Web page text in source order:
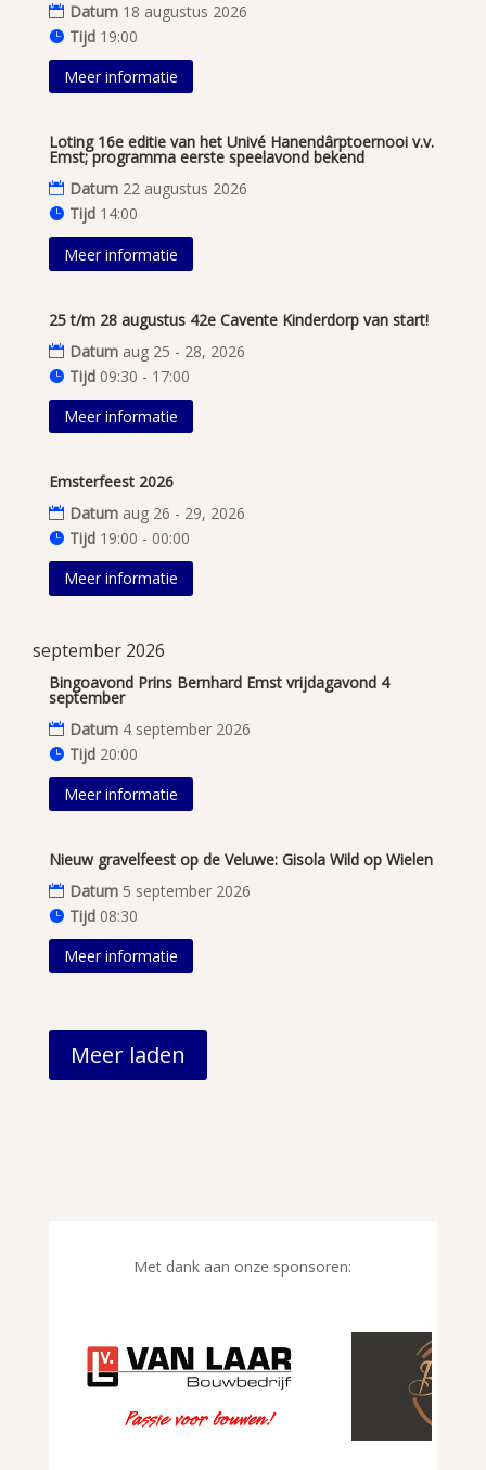
Datum 18 augustus 2026
Tijd 19:00
Meer informatie
Loting 16e editie van het Univé Hanendârptoernooi v.v.
Emst; programma eerste speelavond bekend
Datum 22 augustus 2026
Tijd 14:00
Meer informatie
25 t/m 28 augustus 42e Cavente Kinderdorp van start!
Datum aug 25 - 28, 2026
Tijd 09:30 - 17:00
Meer informatie
Emsterfeest 2026
Datum aug 26 - 29, 2026
Tijd 19:00 - 00:00
Meer informatie
september 2026
Bingoavond Prins Bernhard Emst vrijdagavond 4
september
Datum 4 september 2026
Tijd 20:00
Meer informatie
Nieuw gravelfeest op de Veluwe: Gisola Wild op Wielen
Datum 5 september 2026
Tijd 08:30
Meer informatie
Meer laden
Met dank aan onze sponsoren: